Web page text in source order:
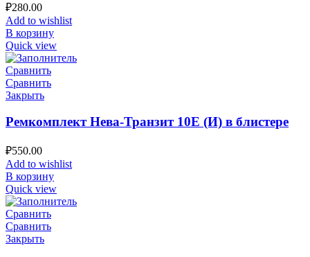
₽280.00
Add to wishlist
В корзину
Quick view
Сравнить
Сравнить
Закрыть
Ремкомплект Нева-Транзит 10Е (И) в блистере
₽550.00
Add to wishlist
В корзину
Quick view
Сравнить
Сравнить
Закрыть